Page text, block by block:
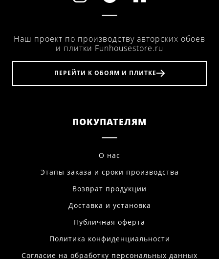
Наш проект по производству авторских обоев
и плитки Funhousestore.ru
ПЕРЕЙТИ К ОБОЯМ И ПЛИТКЕ
ПОКУПАТЕЛЯМ
О нас
Этапы заказа и сроки производства
Возврат продукции
Доставка и установка
Публичная оферта
Политика конфиденциальности
Согласие на обработку персональных данных